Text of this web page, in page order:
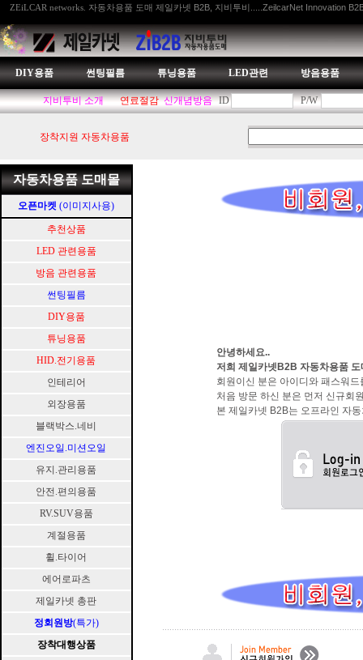
ZEiLCAR networks. 자동차용품 도매 제일카넷 B2B, 지비투비.....ZeilcarNet Innovation
DIY용품 썬팅필름 튜닝용품 LED관련 방음용품
지비투비 소개 연료절감 신개념방음 ID P/W
장착지원 자동차용품
자동차용품 도매몰
오픈마켓 (이미지사용)
추천상품
LED 관련용품
방음 관련용품
썬팅필름
DIY용품
튜닝용품
HID.전기용품
인테리어
외장용품
블랙박스.네비
엔진오일.미션오일
유지.관리용품
안전.편의용품
RV.SUV용품
계절용품
휠.타이어
에어로파츠
제일카넷 총판
정회원방(특가)
장착대행상품
안녕하세요..
저희 제일카넷B2B 자동차용품
회원이신 분은 아이디와 패스워
처음 방문 하신 분은 먼저 신규회
본 제일카넷 B2B는 오프라인 자